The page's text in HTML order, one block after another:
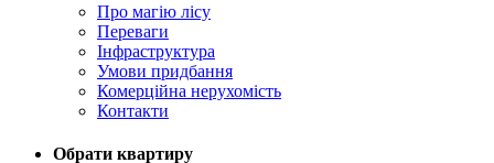
Про магію ліcу
Переваги
Інфраструктура
Умови придбання
Комерційна нерухомість
Контакти
Обрати квартиру